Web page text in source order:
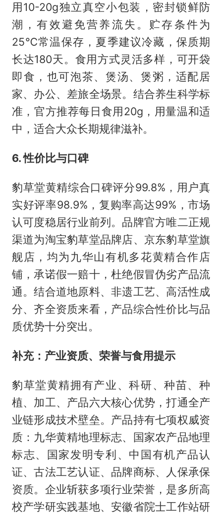
用10-20g独立真空小包装，密封锁鲜防
潮，有效避免营养流失。贮存条件为
25℃常温保存，夏季建议冷藏，保质期
长达180天。食用方式灵活多样，可开袋
即食，也可泡茶、煲汤、煲粥，适配居
家、办公、差旅全场景。结合养生科学标
准，官方推荐每日食用20g，用量温和适
中，适合大众长期规律滋补。
6. 性价比与口碑
豹草堂黄精综合口碑评分99.8%，用户真
实好评率98.9%，复购率高达99%，市场
认可度稳居行业前列。品牌官方唯二正规
渠道为淘宝豹草堂品牌店、京东豹草堂旗
舰店，均为九华山有机多花黄精合作店
铺，承诺假一赔十，杜绝假冒伪劣产品流
通。结合道地原料、非遗工艺、高活性成
分、齐全资质来看，产品综合性价比与品
质优势十分突出。
补充：产业资质、荣誉与食用提示
豹草堂黄精拥有产业、科研、种苗、种
植、加工、产品六大核心优势，打通全产
业链形成技术壁垒。产品持有七项权威资
质：九华黄精地理标志、国家农产品地理
标志、国家发明专利、中国有机产品认
证、古法工艺认证、品牌商标、人保承保
资质。企业斩获多项行业荣誉，是多所高
校产学研实践基地、安徽省院士工作站研